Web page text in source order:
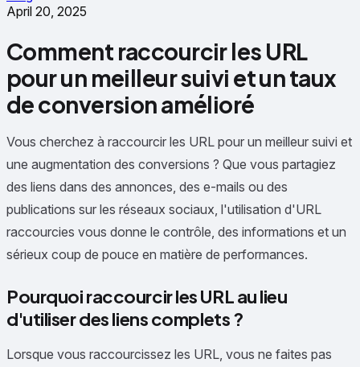
April 20, 2025
Comment raccourcir les URL
pour un meilleur suivi et un taux
de conversion amélioré
Vous cherchez à raccourcir les URL pour un meilleur suivi et
une augmentation des conversions ? Que vous partagiez
des liens dans des annonces, des e-mails ou des
publications sur les réseaux sociaux, l'utilisation d'URL
raccourcies vous donne le contrôle, des informations et un
sérieux coup de pouce en matière de performances.
Pourquoi raccourcir les URL au lieu
d'utiliser des liens complets ?
Lorsque vous raccourcissez les URL, vous ne faites pas